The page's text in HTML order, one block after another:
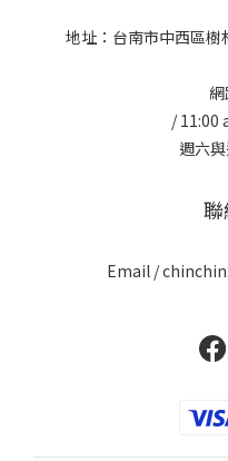
地址：台南市中西區
網
/ 11:00
週六
Email /